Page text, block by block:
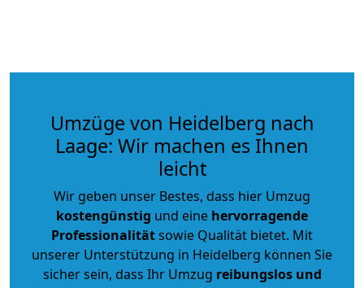
Umzüge von Heidelberg nach
Laage: Wir machen es Ihnen
leicht
Wir geben unser Bestes, dass hier Umzug
kostengünstig und eine hervorragende
Professionalitätsowie Qualität bietet. Mit
unserer Unterstützung in Heidelberg können Sie
sicher sein, dass Ihr Umzug reibungslos und